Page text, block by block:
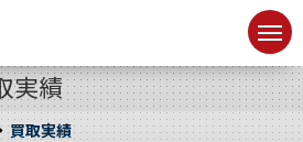
実績
買取実績